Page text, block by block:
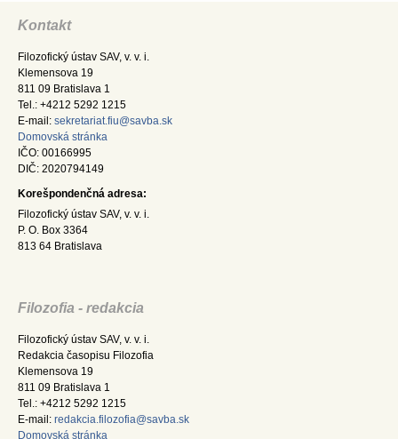
Kontakt
Filozofický ústav SAV, v. v. i.
Klemensova 19
811 09 Bratislava 1
Tel.: +4212 5292 1215
E-mail: sekretariat.fiu@savba.sk
Domovská stránka
IČO: 00166995
DIČ: 2020794149
Korešpondenčná adresa:
Filozofický ústav SAV, v. v. i.
P. O. Box 3364
813 64 Bratislava
Filozofia - redakcia
Filozofický ústav SAV, v. v. i.
Redakcia časopisu Filozofia
Klemensova 19
811 09 Bratislava 1
Tel.: +4212 5292 1215
E-mail: redakcia.filozofia@savba.sk
Domovská stránka